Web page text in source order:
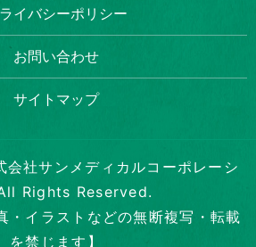
イバシーポリシー
お問い合わせ
サイトマップ
社サンメディカルコーポレーシ
Rights Reserved.
・イラストなどの無断複写・転載
を禁じます】